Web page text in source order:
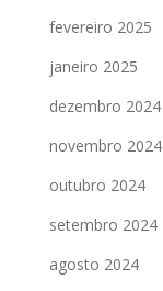
fevereiro 2025
janeiro 2025
dezembro 2024
novembro 2024
outubro 2024
setembro 2024
agosto 2024